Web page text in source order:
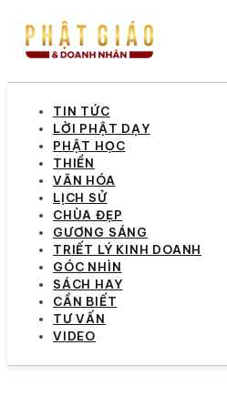
TIN TỨC
LỜI PHẬT DẠY
PHẬT HỌC
THIỀN
VĂN HÓA
LỊCH SỬ
CHÙA ĐẸP
GƯƠNG SÁNG
TRIẾT LÝ KINH DOANH
GÓC NHÌN
SÁCH HAY
CẦN BIẾT
TƯ VẤN
VIDEO